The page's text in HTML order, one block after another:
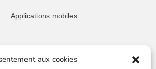
aux cookies
Applications mobiles
Liens utiles